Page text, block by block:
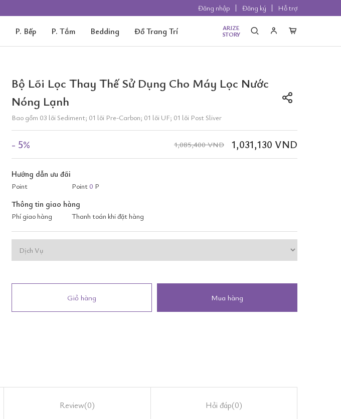
Đăng nhập Đăng ký Hỗ trợ
P. Bếp P. Tắm Bedding Đồ Trang Trí
ARIZE
STORY
Bộ Lõi Lọc Thay Thế Sử Dụng Cho Máy Lọc Nước
Nóng Lạnh
Bao gồm 03 lõi Sediment; 01 lõi Pre-Carbon; 01 lõi UF; 01 lõi Post Sliver
- 5% 1,031,130 VND
1,085,400 VND
Hướng dẫn ưu đãi
Point Point0 P
Thông tin giao hàng
Phí giao hàng Thanh toán khi đặt hàng
Giỏ hàng Mua hàng
Review(0) Hỏi đáp(0)